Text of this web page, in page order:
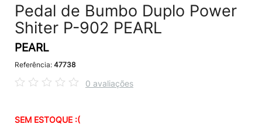
Pedal de Bumbo Duplo Power
Shiter P-902 PEARL
PEARL
Referência: 47738
0 avaliações
SEM ESTOQUE :(